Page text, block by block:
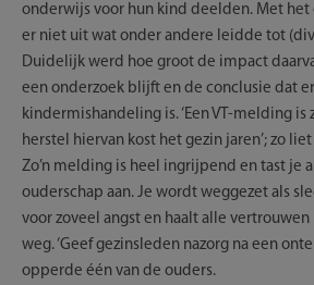
onderwijs voor hun kind deelden. Met
er niet uit wat onder andere leidde tot
Duidelijk werd hoe groot de impact
een onderzoek blijft en de conclusie dat
kindermishandeling is. ‘Een VT-melding is
herstel hiervan kost het gezin jaren’; zo
Zo’n melding is heel ingrijpend en tast je
ouderschap aan. Je wordt weggezet als
voor zoveel angst en haalt alle vertrouwen
weg. ‘Geef gezinsleden nazorg na een
opperde één van de ouders.